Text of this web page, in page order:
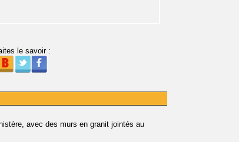
le savoir :
avec des murs en granit jointés au